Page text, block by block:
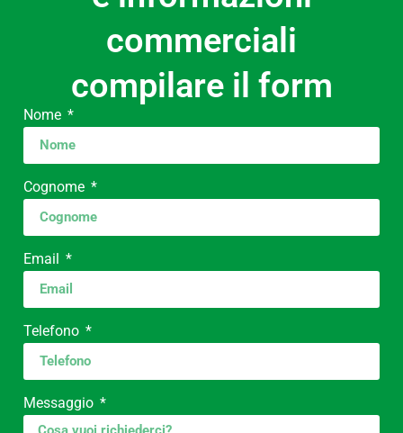
commerciali
compilare il form
Nome
Cognome
Email
Telefono
Messaggio